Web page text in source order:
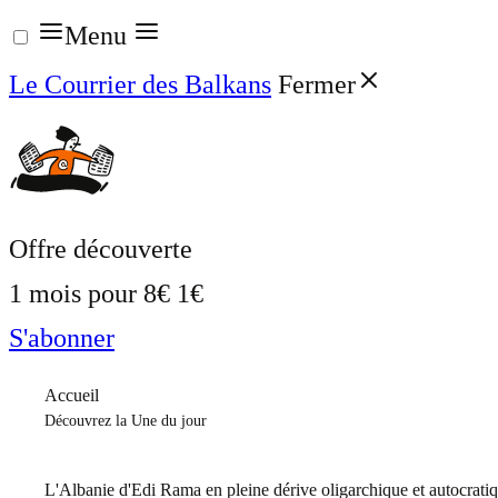
Aller
au
contenu
Menu
Le Courrier des Balkans Fermer
Offre découverte
1 mois pour 8€ 1€
S'abonner
Accueil
Découvrez la Une du jour
L'Albanie d'Edi Rama en pleine dérive oligarchique et